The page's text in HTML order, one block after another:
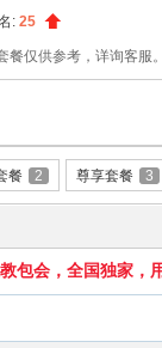
: 25
仅供参考，详询客服。
餐 2 尊享套餐 3
包会，全国独家，